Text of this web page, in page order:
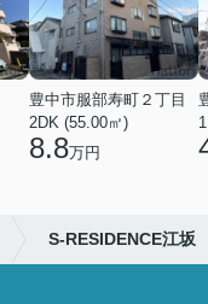
豊中市服部寿町２丁目
2DK (55.00㎡)
8.8万円
S-RESIDENCE江坂